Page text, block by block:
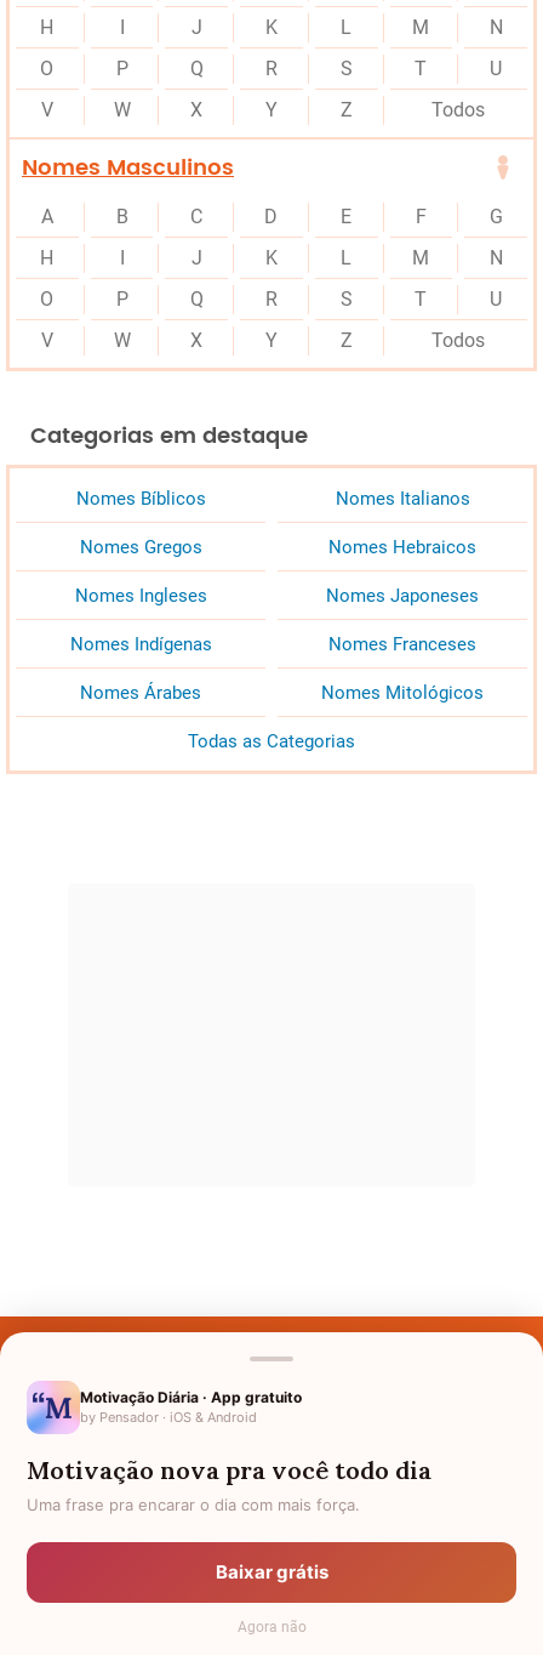
H
J K L M
N
O
P Q R S T
U
V
W X Y Z Todos
Nomes Masculinos
A B C D E F
G
H
J K L M
N
O
P Q R S T
U
V
W X Y Z Todos
Categorias em destaque
Nomes Bíblicos Nomes Italianos
Nomes Gregos Nomes Hebraicos
Nomes Ingleses Nomes Japoneses
Nomes Indígenas Nomes Franceses
Nomes Árabes Nomes Mitológicos
Todas as Categorias
Nomes pelo Mundo
Política de Privacidade
Anuncie
Termos de Uso
Motivação Diária · App gratuito
by Pensador · iOS & Android
Motivação nova pra você todo dia
Uma frase pra encarar o dia com mais força.
Baixar grátis
Agora não